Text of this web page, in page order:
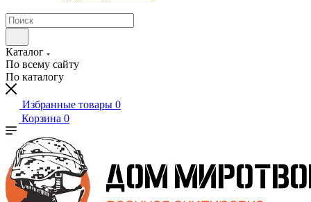
Каталог
По всему сайту
По каталогу
Избранные товары 0
Корзина 0